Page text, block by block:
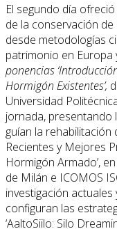
El segundo día
de la conservación
desde metodologías
patrimonio en Europa
ponencias
Hormigón Existentes’,
Universidad
jornada, presentando
guían la rehabilitación
Recientes y Mejores
Hormigón Armado’,
de Milán e ICOMOS
investigación
configuran las
‘AaltoSiilo: Silo